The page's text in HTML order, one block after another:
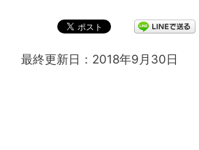
最終更新日：2018年9月30日